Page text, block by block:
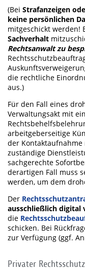
(Bei Strafanzeigen
keine persönlichen
mitgeschickt werden!
Sachverhalt
Rechtsanwalt zu
die rechtliche
aus.)
Für den Fall eines
Verwaltungsakt mit
arbeitgeberseitige
der
zuständige
sachgerechte
derartigen Fall muss
werden, um dem
Der
ausschließlich digital
die
schicken. Bei
zur Verfügung (ggf.
Privater Rechtsschutz